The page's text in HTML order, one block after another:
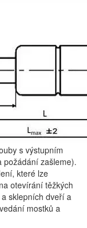
s výstupním
požádání zašleme).
které lze
otevírání těžkých
sklepních dveří a
mostků a